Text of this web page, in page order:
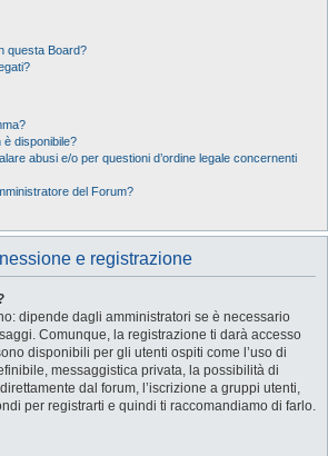
questa Board?
disponibile?
abusi e/o per questioni d’ordine legale concernenti
del Forum?
e registrazione
dipende dagli amministratori se è necessario
Comunque, la registrazione ti darà accesso
disponibili per gli utenti ospiti come l’uso di
messaggistica privata, la possibilità di
dal forum, l’iscrizione a gruppi utenti,
per registrarti e quindi ti raccomandiamo di farlo.